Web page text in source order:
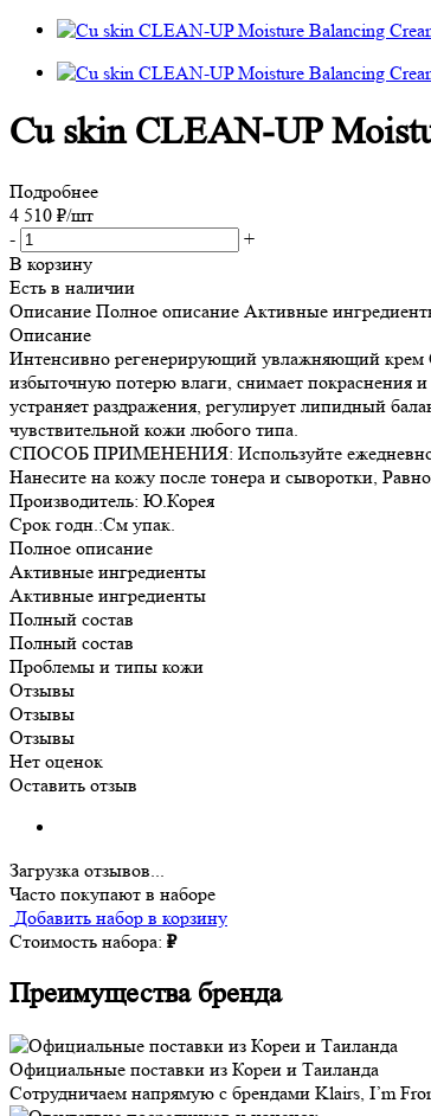
Cu skin CLEAN-UP
Подробнее
4 510 ₽/шт
-
+
В корзину
Есть в наличии
Описание Полное описание Активные
Описание
Интенсивно регенерирующий увлажняющий крем
избыточную потерю влаги, снимает покраснения
устраняет раздражения, регулирует липидный
чувствительной кожи любого типа.
СПОСОБ ПРИМЕНЕНИЯ: Используйте ежедневно
Нанесите на кожу после тонера и сыворотки,
Производитель: Ю.Корея
Срок годн.:См упак.
Полное описание
Активные ингредиенты
Активные ингредиенты
Полный состав
Полный состав
Проблемы и типы кожи
Отзывы
Отзывы
Отзывы
Нет оценок
Оставить отзыв
Загрузка отзывов...
Часто покупают в наборе
Добавить набор в корзину
Стоимость набора: ₽
Преимущества бренда
Официальные поставки из Кореи и Таиланда
Сотрудничаем напрямую с брендами Klairs, I’m